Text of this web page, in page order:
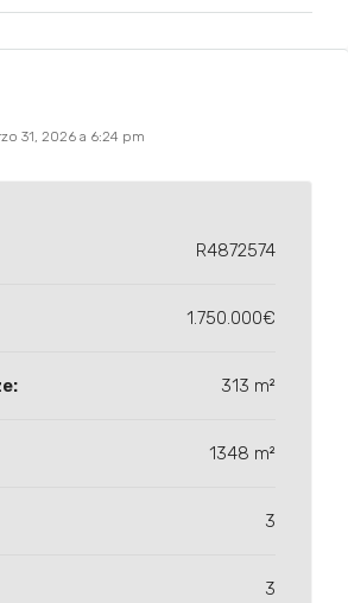
31, 2026 a 6:24 pm
R4872574
1.750.000€
313 m²
1348 m²
3
3